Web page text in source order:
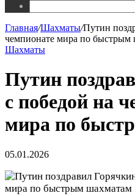
Главная/Шахматы/Путин
чемпионате мира по быстрым
Шахматы
Путин
с победой на
мира по
05.01.2026